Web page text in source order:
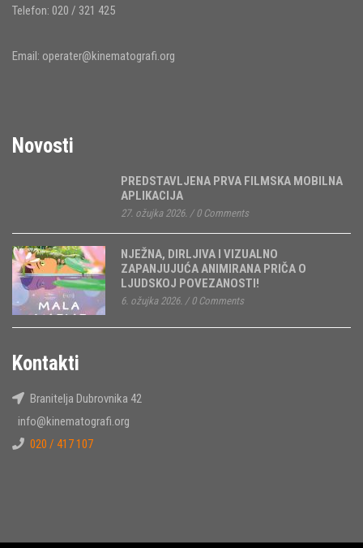
Telefon: 020 / 321 425
Email: operater@kinematografi.org
Novosti
PREDSTAVLJENA PRVA FILMSKA MOBILNA
APLIKACIJA
27. ožujka 2026. / 0 Comments
NJEŽNA, DIRLJIVA I VIZUALNO
ZAPANJUJUĆA ANIMIRANA PRIČA O
LJUDSKOJ POVEZANOSTI!
6. ožujka 2026. / 0 Comments
Kontakti
Branitelja Dubrovnika 42
info@kinematografi.org
020 / 417 107